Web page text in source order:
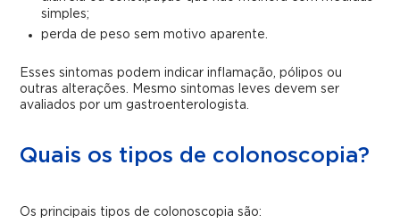
simples;
perda de peso sem motivo aparente.
Esses sintomas podem indicar inflamação, pólipos ou
outras alterações. Mesmo sintomas leves devem ser
avaliados por um gastroenterologista.
Quais os tipos de colonoscopia?
Os principais tipos de colonoscopia são: